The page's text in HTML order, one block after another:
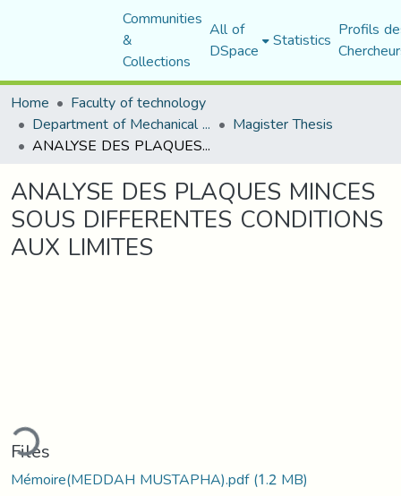
Communities
&
Collections
All of
DSpace Statistics Profils
Home
Faculty of technology
Department of Mechanical Engineering Magister Thesis
ANALYSE DES PLAQUES MINCES SOUS DIFFERENTES CONDITIONS AUX LIMITES
ANALYSE DES PLAQUES MINCES
SOUS DIFFERENTES CONDITIONS
AUX LIMITES
Files
Mémoire(MEDDAH MUSTAPHA).pdf(1.2 MB)